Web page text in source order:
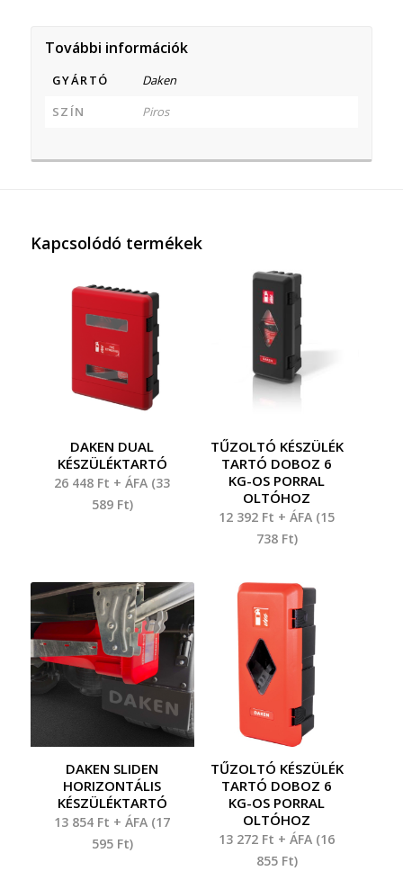
További információk
GYÁRTÓ
Daken
SZÍN
Piros
Kapcsolódó termékek
DAKEN DUAL
KÉSZÜLÉKTARTÓ
26 448 Ft + ÁFA (33
589 Ft)
TŰZOLTÓ KÉSZÜLÉK
TARTÓ DOBOZ 6
KG-OS PORRAL
OLTÓHOZ
12 392 Ft + ÁFA (15
738 Ft)
DAKEN SLIDEN
HORIZONTÁLIS
KÉSZÜLÉKTARTÓ
13 854 Ft + ÁFA (17
595 Ft)
TŰZOLTÓ KÉSZÜLÉK
TARTÓ DOBOZ 6
KG-OS PORRAL
OLTÓHOZ
13 272 Ft + ÁFA (16
855 Ft)